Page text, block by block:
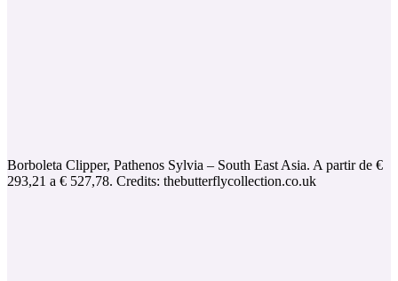
Borboleta Clipper, Pathenos Sylvia – South East Asia. A partir de €
293,21 a € 527,78. Credits: thebutterflycollection.co.uk